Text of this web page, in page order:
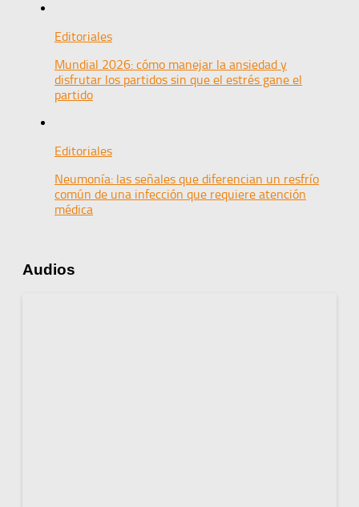
Editoriales
Mundial 2026: cómo manejar la ansiedad y
disfrutar los partidos sin que el estrés gane el
partido
Editoriales
Neumonía: las señales que diferencian un resfrío
común de una infección que requiere atención
médica
Audios